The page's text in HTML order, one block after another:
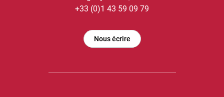
+33 (0)1 43 59 09 79
Nous écrire